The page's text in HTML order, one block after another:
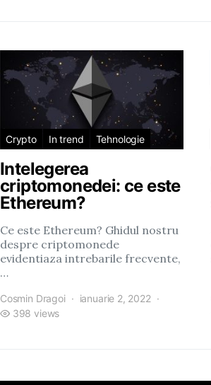
Crypto In trend Tehnologie
Intelegerea
criptomonedei: ce este
Ethereum?
Ce este Ethereum? Ghidul nostru
despre criptomonede
evidentiaza intrebarile frecvente,
…
Cosmin Dragoi
ianuarie 2, 2022
398 views